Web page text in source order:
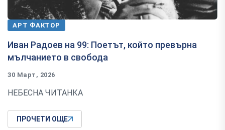
АРТ ФАКТОР
Иван Радоев на 99: Поетът, който превърна
мълчанието в свобода
30 Март, 2026
НЕБЕСНА ЧИТАНКА
ПРОЧЕТИ ОЩЕ